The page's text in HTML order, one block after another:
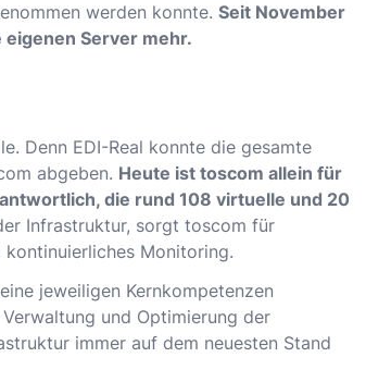
werden konnte. Seit November
Server mehr.
Denn EDI-Real konnte die gesamte
abgeben. Heute ist toscom allein für
die rund 108 virtuelle und 20
Infrastruktur, sorgt toscom für
kontinuierliches Monitoring.
jeweiligen Kernkompetenzen
und Optimierung der
immer auf dem neuesten Stand